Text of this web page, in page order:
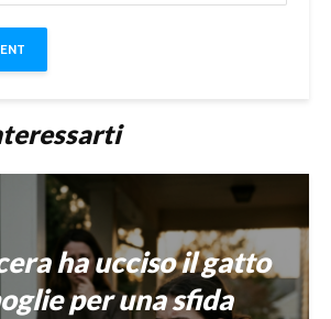
ha ucciso il gatto
per una sfida